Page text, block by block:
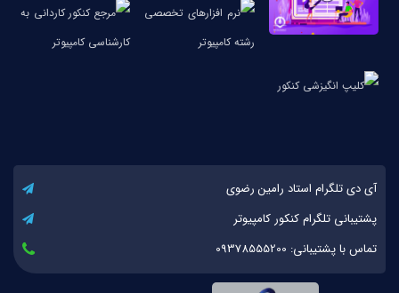
آی دی تلگرام استاد رامین رضوی
پشتیبانی تلگرام کنکور کامپیوتر
تماس با پشتیبانی: 09378555200